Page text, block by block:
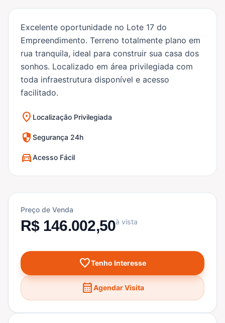
Excelente oportunidade no Lote 17 do
Empreendimento. Terreno totalmente plano em
rua tranquila, ideal para construir sua casa dos
sonhos. Localizado em área privilegiada com
toda infraestrutura disponível e acesso
facilitado.
location_on Localização Privilegiada
security Segurança 24h
directions_carAcesso Fácil
Preço de Venda
R$ 146.002,50à vista
favoriteTenho Interesse
calendar_monthAgendar Visita